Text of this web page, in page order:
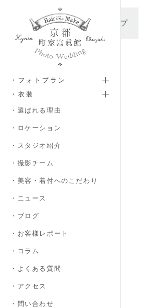
メインコンテンツへスキップ
・フォトプラン
・衣装
・選ばれる理由
・ロケーション
・スタジオ紹介
・撮影チーム
・美容・着付へのこだわり
・ニュース
・ブログ
・お客様レポート
・コラム
・よくある質問
・アクセス
・問い合わせ